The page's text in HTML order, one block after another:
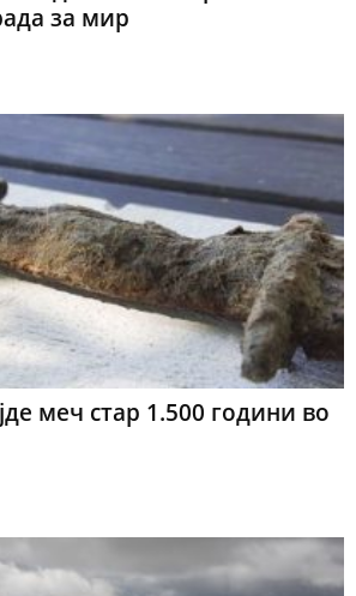
за мир
меч стар 1.500 години во